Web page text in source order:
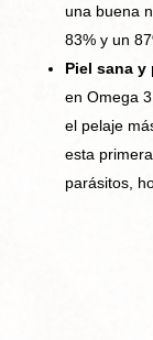
una buena
83% y un
Piel sana y
en Omega
el pelaje
esta
parásitos,